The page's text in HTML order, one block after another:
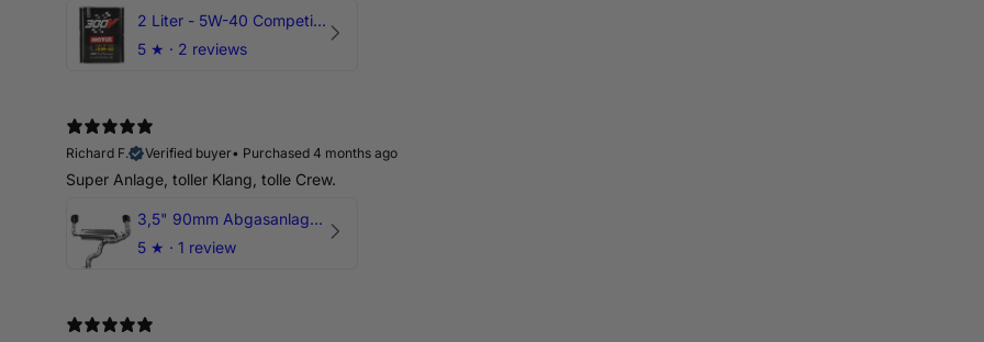
2 Liter - 5W-40 Competition 300V Motul Motoröl
5 ★ · 2 reviews
Richard F.
Verified buyer• Purchased 4 months ago
Super Anlage, toller Klang, tolle Crew.
3,5" 90mm Abgasanlage AUDI RSQ3 DNWA 2.5 TFSI
5 ★ · 1 review